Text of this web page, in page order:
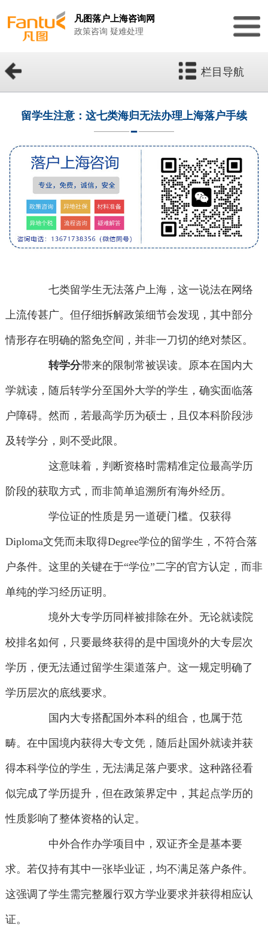
凡图落户上海咨询网
政策咨询 疑难处理
栏目导航
留学生注意：这七类海归无法办理上海落户手续
七类留学生无法落户上海，这一说法在网络
上流传甚广。但仔细拆解政策细节会发现，其中部分
情形存在明确的豁免空间，并非一刀切的绝对禁区。
转学分带来的限制常被误读。原本在国内大
学就读，随后转学分至国外大学的学生，确实面临落
户障碍。然而，若最高学历为硕士，且仅本科阶段涉
及转学分，则不受此限。
这意味着，判断资格时需精准定位最高学历
阶段的获取方式，而非简单追溯所有海外经历。
学位证的性质是另一道硬门槛。仅获得
Diploma文凭而未取得Degree学位的留学生，不符合落
户条件。这里的关键在于“学位”二字的官方认定，而非
单纯的学习经历证明。
境外大专学历同样被排除在外。无论就读院
校排名如何，只要最终获得的是中国境外的大专层次
学历，便无法通过留学生渠道落户。这一规定明确了
学历层次的底线要求。
国内大专搭配国外本科的组合，也属于范
畴。在中国境内获得大专文凭，随后赴国外就读并获
得本科学位的学生，无法满足落户要求。这种路径看
似完成了学历提升，但在政策界定中，其起点学历的
性质影响了整体资格的认定。
中外合作办学项目中，双证齐全是基本要
求。若仅持有其中一张毕业证，均不满足落户条件。
这强调了学生需完整履行双方学业要求并获得相应认
证。